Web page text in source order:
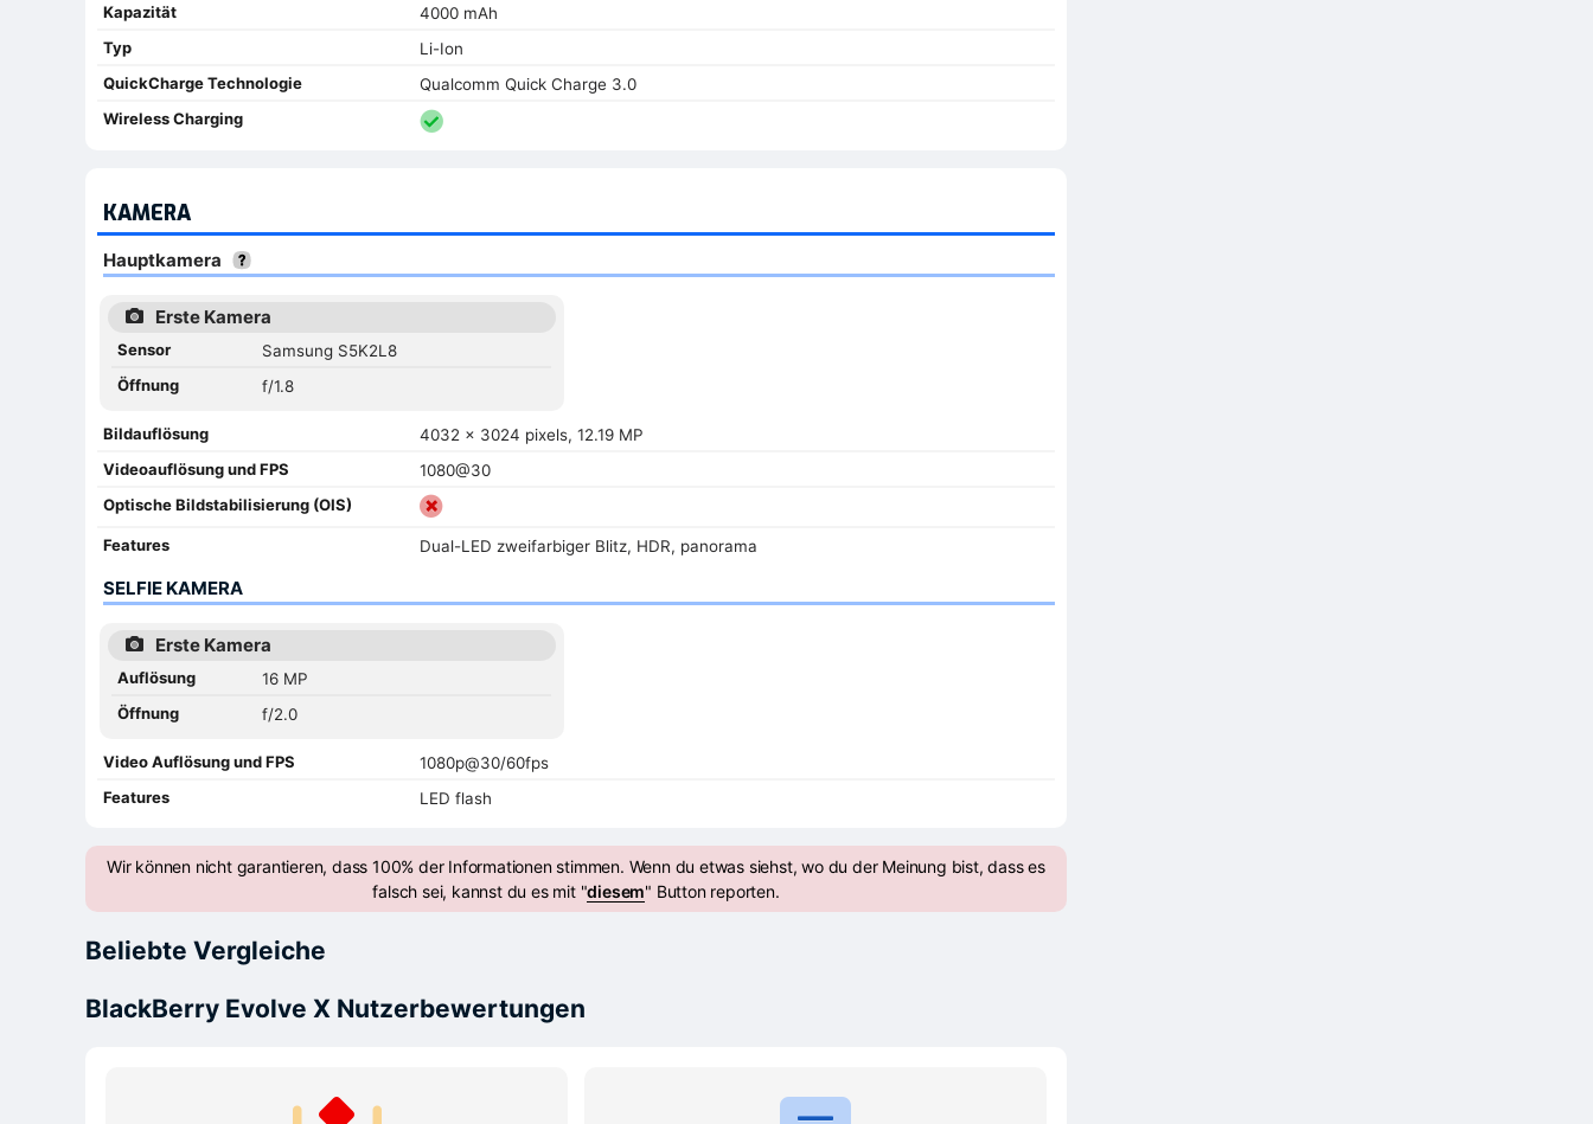
Kapazität
4000 mAh
Typ
Li-Ion
QuickCharge Technologie
Qualcomm Quick Charge 3.0
Wireless Charging
KAMERA
Hauptkamera
Erste Kamera
Sensor
Samsung S5K2L8
Öffnung
f/1.8
Bildauflösung
4032 x 3024 pixels, 12.19 MP
Videoauflösung und FPS
1080@30
Optische Bildstabilisierung (OIS)
Features Dual-LED zweifarbiger Blitz, HDR, panorama
SELFIE KAMERA
Erste Kamera
Auflösung
16 MP
Öffnung
f/2.0
Video Auflösung und FPS
1080p@30/60fps
Features
LED flash
Wir können nicht garantieren, dass 100% der Informationen stimmen. Wenn du etwas siehst, wo du der Meinung bist, dass es
falsch sei, kannst du es mit "diesem" Button reporten.
Beliebte Vergleiche
BlackBerry Evolve X Nutzerbewertungen